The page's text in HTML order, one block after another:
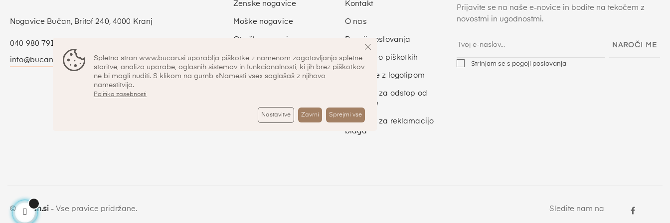
Spletna stran www.bucan.si uporablja piškotke z namenom zagotavljanja spletne
storitve, analizo uporabe, oglasnih sistemov in funkcionalnosti, ki jih brez piškotkov
ne bi mogli nuditi. S klikom na gumb »Namesti vse« soglašaš z njihovo
namestitvijo.
Politika zasebnosti
Nastavitve Zavrni Sprejmi vse
Nogavice Bučan, Britof 240, 4000 Kranj
040 980 791
info@bucan.si
Ženske nogavice
Moške nogavice
Otroške nogavice
Športne nogavice
Kontakt
O nas
Pogoji poslovanja
Pravilnik o piškotkih
Nogavice z logotipom
Obrazec za odstop od
pogodbe
Obrazec za reklamacijo
blaga
Prijavite se na naše e-novice in bodite na tekočem z
novostmi in ugodnostmi.
NAROČI ME
Strinjam se s pogoji poslovanja
© bucan.si - Vse pravice pridržane. Sledite nam na